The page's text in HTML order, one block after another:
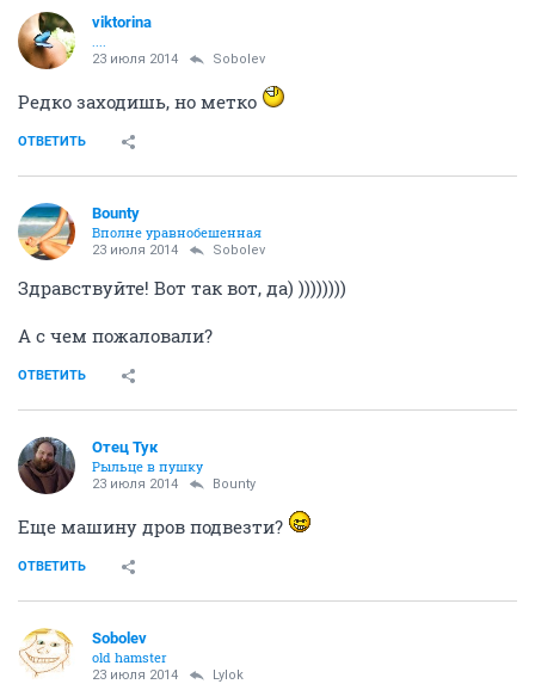
viktorina
23 июля 2014 Sobolev
Редко заходишь, но метко
ОТВЕТИТЬ
Bounty
Вполне уравнобешенная
23 июля 2014 Sobolev
Здравствуйте! Вот так вот, да) ))))))))
А с чем пожаловали?
ОТВЕТИТЬ
Отец Тук
Рыльце в пушку
23 июля 2014 Bounty
Еще машину дров подвезти?
ОТВЕТИТЬ
Sobolev
old hamster
23 июля 2014 Lylok